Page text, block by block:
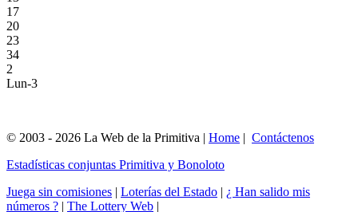
17
20
23
34
2
Lun-3
© 2003 - 2026 La Web de la Primitiva | Home | Contáctenos
Estadísticas conjuntas Primitiva y Bonoloto
Juega sin comisiones | Loterías del Estado | ¿ Han salido mis
números ? | The Lottery Web |